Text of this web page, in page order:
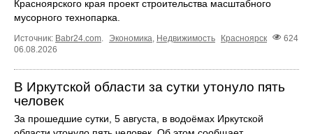
Красноярского края проект строительства масштабного
мусорного технопарка.
Источник: Babr24.com Экономика Недвижимость Красноярск
624
06.08.2026
В Иркутской области за сутки утонуло пять
человек
За прошедшие сутки, 5 августа, в водоёмах Иркутской